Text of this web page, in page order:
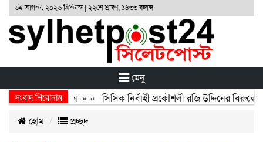
৬ই আগস্ট, ২০২৬ খ্রিস্টাব্দ | ২২শে শ্রাবণ, ১৪৩৩ বঙ্গাব্দ
মেনু
সংবাদ শিরোনাম
বর্জন ও বিসর্জন » «সিসিক নির্বাহী প্রকৌশলী রজি উদ্দিনের বিরুদ্ধে
হোম
প্রচ্ছদ